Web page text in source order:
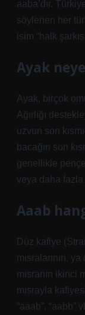
aaba’dır.
söylenen her
isim “halk
Ayak
Ayak, birçok
Ağırlığı
uzvun son
bacağın son
genellikle
veya daha
Aaab
Düz kafiye
mısralarının,
mısranın ikinci
mısrayla
“aaab”, “aabb”